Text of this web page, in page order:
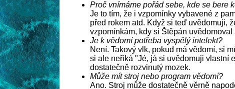
Proč vnímáme pořád sebe, kde se bere
Je to tím, že i vzpomínky vybavené z
před rokem atd. Když si teď uvědomuji,
vzpomínkám, kdy si Štěpán uvědomoval
Je k vědomí potřeba vyspělý intelekt?
Není. Takový vlk, pokud má vědomí, si
si ale neříká "Jé, já si uvědomuji vlastní
dostatečně rozvinutý mozek.
Může mít stroj nebo program vědomí?
Ano. Stroj může dostatečně věrně